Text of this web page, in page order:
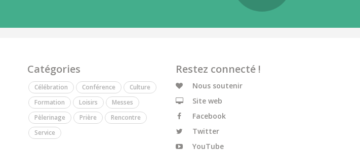
Catégories
Célébration Conférence
Culture
Formation
Loisirs
Messes
Pèlerinage
Prière
Rencontre
Service
Restez connecté !
Nous soutenir
Site web
Facebook
Twitter
YouTube